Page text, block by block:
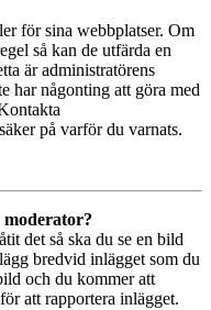
för sina webbplatser. Om
så kan de utfärda en
är administratörens
har någonting att göra med
på varför du varnats.
det så ska du se en bild
bredvid inlägget som du
och du kommer att
att rapportera inlägget.